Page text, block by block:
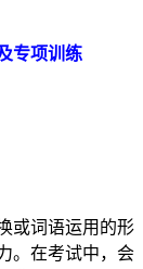
专项训练
或词语运用的形
。在考试中，会